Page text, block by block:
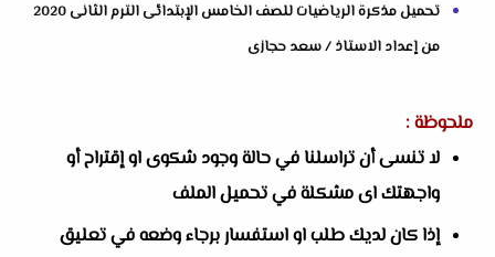
تحميل مذكرة الرياضيات للصف الخامس الإبتدائى الترم الثانى 2020
من إعداد الاستاذ / سعد حجازى
ملحوظة :
لا تنسى أن تراسلنا في حالة وجود شكوى او إقتراح أو
واجهتك اى مشكلة في تحميل الملف
إذا كان لديك طلب او استفسار برجاء وضعه في تعليق